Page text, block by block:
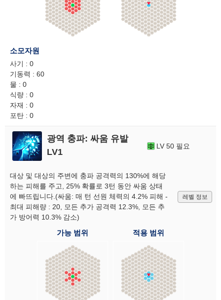
소모자원
사기 : 0
기동력 : 60
물 : 0
식량 : 0
자재 : 0
포탄 : 0
광역 충파: 싸움 유발
LV1
LV 50 필요
대상 및 대상의 주변에 충파 공격력의 130%에 해당
하는 피해를 주고, 25% 확률로 3턴 동안 싸움 상태
에 빠뜨립니다.(싸움: 매 턴 선원 체력의 4.2% 피해 -
최대 피해량 : 20, 모든 추가 공격력 12.3%, 모든 추
가 방어력 10.3% 감소)
레벨 정보
가능 범위 적용 범위